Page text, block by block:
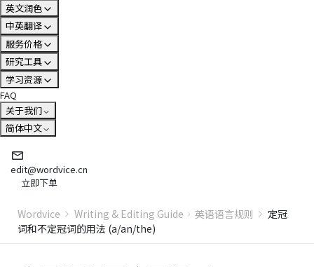
英文润色
中英翻译
服务价格
研究工具
学习资源
FAQ
关于我们
简体中文
edit@wordvice.cn
立即下单
Wordvice Writing & Editing Guide 英语语言规则
定冠
词和不定冠词的用法 (a/an/the)